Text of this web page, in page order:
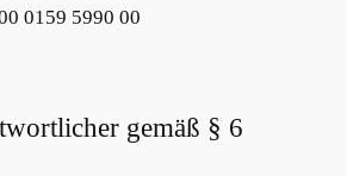
0159 5990 00
gemäß § 6